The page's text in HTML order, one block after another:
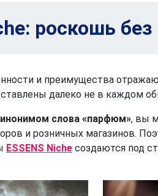
роскошь
и преимущества
далеко не в каждом
слова «парфюм», вы
и розничных магазинов.
ESSENS Niche создаются под